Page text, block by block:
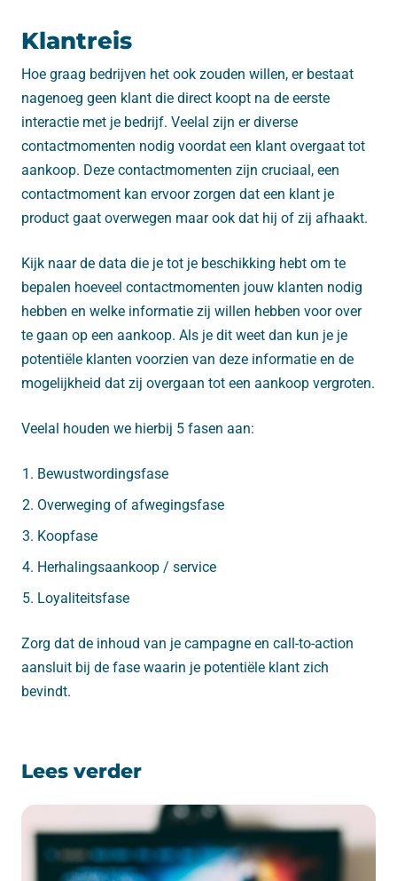
Klantreis
Hoe graag bedrijven het ook zouden willen, er bestaat
nagenoeg geen klant die direct koopt na de eerste
interactie met je bedrijf. Veelal zijn er diverse
contactmomenten nodig voordat een klant overgaat tot
aankoop. Deze contactmomenten zijn cruciaal, een
contactmoment kan ervoor zorgen dat een klant je
product gaat overwegen maar ook dat hij of zij afhaakt.
Kijk naar de data die je tot je beschikking hebt om te
bepalen hoeveel contactmomenten jouw klanten nodig
hebben en welke informatie zij willen hebben voor over
te gaan op een aankoop. Als je dit weet dan kun je je
potentiële klanten voorzien van deze informatie en de
mogelijkheid dat zij overgaan tot een aankoop vergroten.
Veelal houden we hierbij 5 fasen aan:
Bewustwordingsfase
Overweging of afwegingsfase
Koopfase
Herhalingsaankoop / service
Loyaliteitsfase
Zorg dat de inhoud van je campagne en call-to-action
aansluit bij de fase waarin je potentiële klant zich
bevindt.
Lees verder